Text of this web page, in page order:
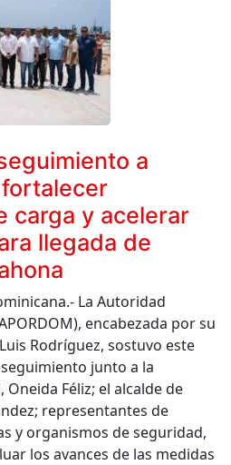
a
carga y acelerar
llegada de
La Autoridad
encabezada por su
Rodríguez, sostuvo este
junto a la
Féliz; el alcalde de
representantes de
y organismos de seguridad,
los avances de las medidas